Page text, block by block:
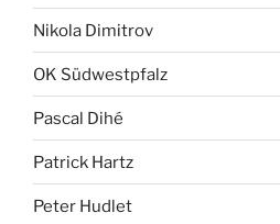
Nikola Dimitrov
OK Südwestpfalz
Pascal Dihé
Patrick Hartz
Peter Hudlet